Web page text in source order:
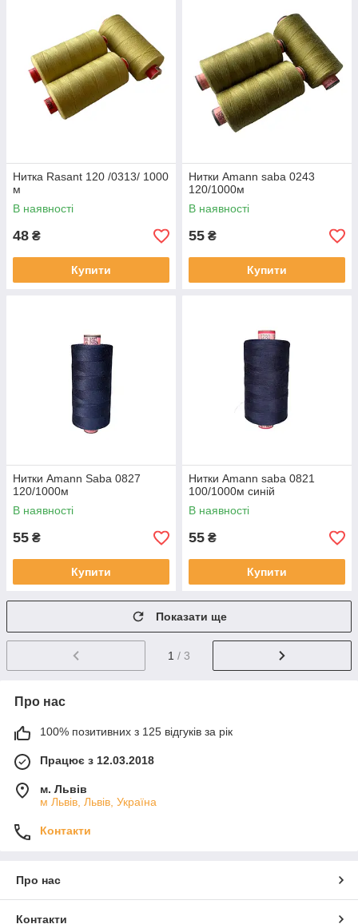
Нитка Rasant 120 /0313/ 1000
м
В наявності
48 ₴
Купити
Нитки Amann saba 0243
120/1000м
В наявності
55 ₴
Купити
Нитки Amann Saba 0827
120/1000м
В наявності
55 ₴
Купити
Нитки Amann saba 0821
100/1000м синій
В наявності
55 ₴
Купити
Показати ще
1 / 3
Про нас
100% позитивних з 125 відгуків за рік
Працює з 12.03.2018
м. Львів
м Львів, Львів, Україна
Контакти
Про нас
Контакти